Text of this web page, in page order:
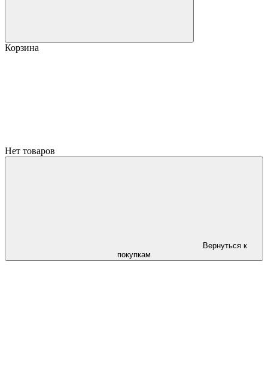
Корзина
Нет товаров
Вернуться к
покупкам